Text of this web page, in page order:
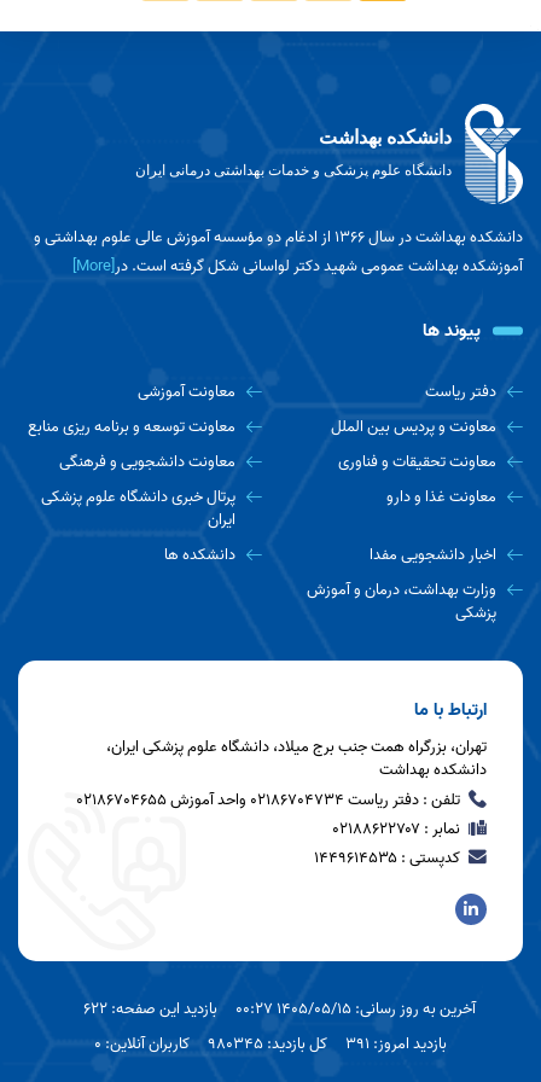
دانشکده بهداشت
دانشگاه علوم پزشکی و خدمات بهداشتی درمانی ایران
دانشکده بهداشت در سال ۱۳۶۶ از ادغام دو مؤسسه آموزش عالی علوم بهداشتی و
آموزشکده بهداشت عمومی شهید دکتر لواسانی شکل گرفته است. در[More]
پیوند ها
دفتر ریاست
معاونت آموزشی
معاونت و پردیس بین الملل
معاونت توسعه و برنامه ریزی منابع
معاونت تحقیقات و فناوری
معاونت دانشجویی و فرهنگی
معاونت غذا و دارو
پرتال خبری دانشگاه علوم پزشکی
ایران
اخبار دانشجویی مفدا
دانشکده ها
وزارت بهداشت، درمان و آموزش
پزشکی
ارتباط با ما
تهران، بزرگراه همت جنب برج میلاد، دانشگاه علوم پزشکی ایران،
دانشکده بهداشت
تلفن : دفتر ریاست 02186704734 واحد آموزش 02186704655
نمابر : ۰۲۱۸۸۶۲۲۷۰۷
کدپستی : ۱۴۴۹۶۱۴۵۳۵
آخرین به روز رسانی: 1405/05/15 00:27
بازدید این صفحه: 622
بازدید امروز: 391
کل بازدید: 980345 کاربران آنلاین: 0